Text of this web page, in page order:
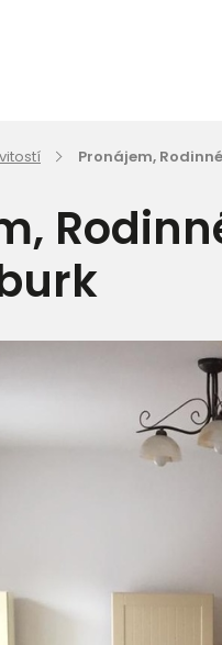
Pronájem,